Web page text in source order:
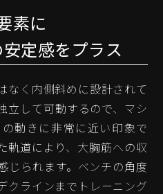
素に
定感をプラス
なく内側斜めに設計されて
立して可動するので、マシ
動きに非常に近い印象で
軌道により、大胸筋への収
じられます。ベンチの角度
クラインまでトレーニング